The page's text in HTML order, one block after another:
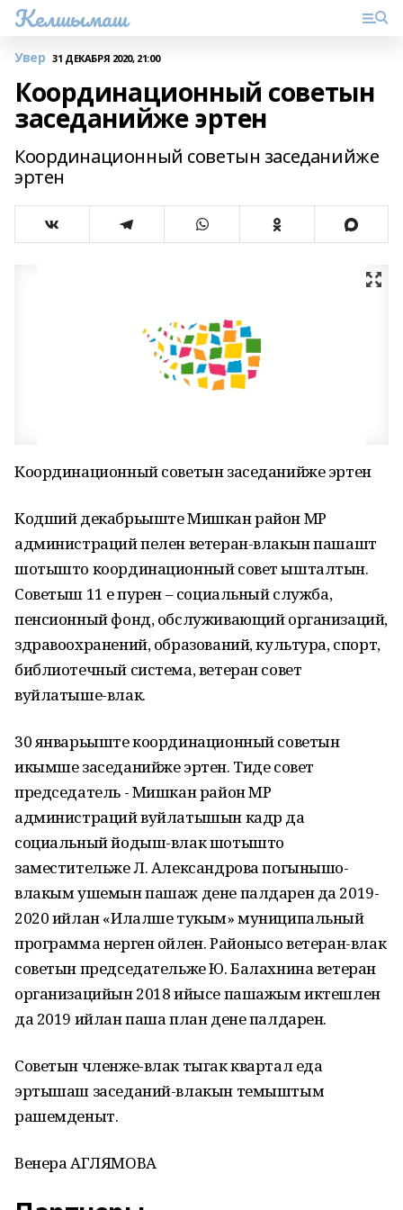
Келшымаш
Увер 31 ДЕКАБРЯ 2020, 21:00
Координационный советын
заседанийже эртен
Координационный советын заседанийже
эртен
Координационный советын заседанийже эртен
Кодший декабрьыште Мишкан район МР
администраций пелен ветеран-влакын пашашт
шотышто координационный совет ышталтын.
Советыш 11 еҥ пурен – социальный служба,
пенсионный фонд, обслуживающий организаций,
здравоохранений, образований, культура, спорт,
библиотечный система, ветеран совет
вуйлатыше-влак.
30 январьыште координационный советын
икымше заседанийже эртен. Тиде совет
председатель - Мишкан район МР
администраций вуйлатышын кадр да
социальный йодыш-влак шотышто
заместительже Л. Александрова погынышо-
влакым ушемын пашаж дене палдарен да 2019-
2020 ийлан «Илалше тукым» муниципальный
программа нерген ойлен. Районысо ветеран-влак
советын председательже Ю. Балахнина ветеран
организацийын 2018 ийысе пашажым иктешлен
да 2019 ийлан паша план дене палдарен.
Советын членже-влак тыгак квартал еда
эртышаш заседаний-влакын темыштым
рашемденыт.
Венера АГЛЯМОВА